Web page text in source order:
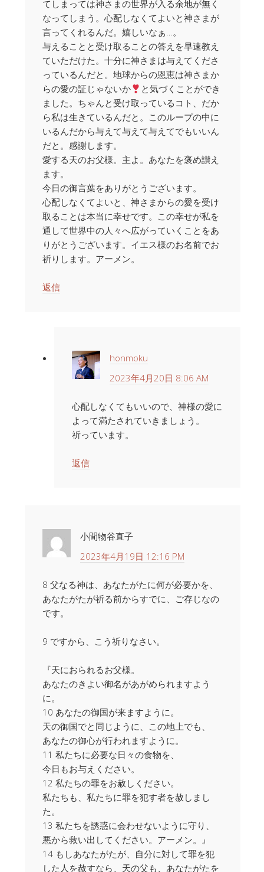
てしまっては神さまの世界が入る余地が無く
なってしまう。心配しなくてよいと神さまが
言ってくれるんだ。嬉しいなぁ…。
与えることと受け取ることの答えを早速教え
ていただけた。十分に神さまは与えてくださ
っているんだと。地球からの恩恵は神さまか
らの愛の証じゃないか
と気づくことができ
ました。ちゃんと受け取っているコト、だか
ら私は生きているんだと。このループの中に
いるんだから与えて与えて与えてでもいいん
だと。感謝します。
愛する天のお父様。主よ。あなたを褒め讃え
ます。
今日の御言葉をありがとうございます。
心配しなくてよいと、神さまからの愛を受け
取ることは本当に幸せです。この幸せが私を
通して世界中の人々へ広がっていくことをあ
りがとうございます。イエス様のお名前でお
祈りします。アーメン。
返信
honmoku
2023年4月20日 8:06 AM
心配しなくてもいいので、神様の愛に
よって満たされていきましょう。
祈っています。
返信
小間物谷直子
2023年4月19日 12:16 PM
8 父なる神は、あなたがたに何が必要かを、
あなたがたが祈る前からすでに、ご存じなの
です。
9 ですから、こう祈りなさい。
『天におられるお父様。
あなたのきよい御名があがめられますよう
に。
10 あなたの御国が来ますように。
天の御国でと同じように、この地上でも、
あなたの御心が行われますように。
11 私たちに必要な日々の食物を、
今日もお与えください。
12 私たちの罪をお赦しください。
私たちも、私たちに罪を犯す者を赦しまし
た。
13 私たちを誘惑に会わせないように守り、
悪から救い出してください。アーメン。』
14 もしあなたがたが、自分に対して罪を犯
した人を赦すなら、天の父も、あなたがたを